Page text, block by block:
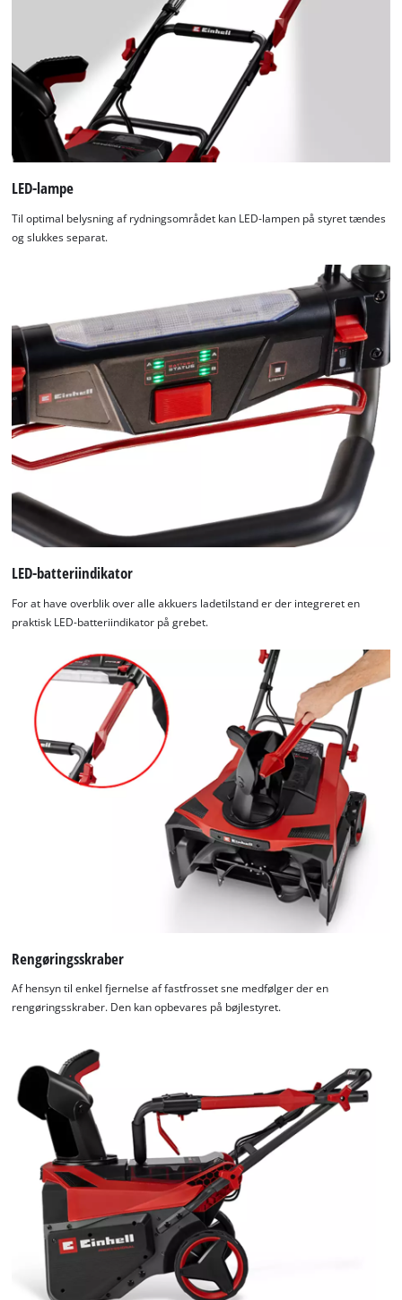
Usercentrics
Consent
Management
Platform
LED-lampe
Til optimal belysning af rydningsområdet kan LED-lampen på styret tændes
og slukkes separat.
LED-batteriindikator
For at have overblik over alle akkuers ladetilstand er der integreret en
praktisk LED-batteriindikator på grebet.
Rengøringsskraber
Af hensyn til enkel fjernelse af fastfrosset sne medfølger der en
rengøringsskraber. Den kan opbevares på bøjlestyret.